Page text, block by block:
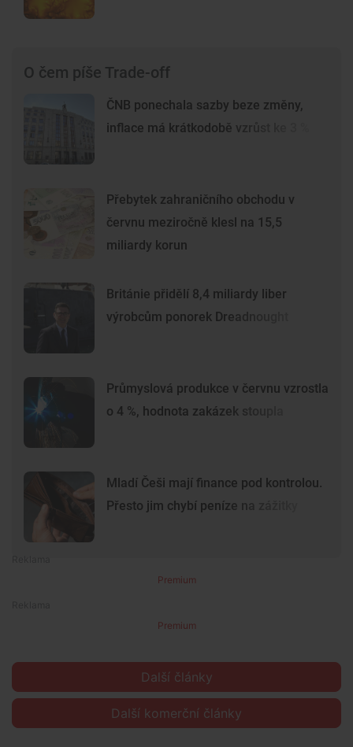
O čem píše Trade-off
ČNB ponechala sazby beze změny,
inflace má krátkodobě vzrůst ke 3 %
Přebytek zahraničního obchodu v
červnu meziročně klesl na 15,5
miliardy korun
Británie přidělí 8,4 miliardy liber
výrobcům ponorek Dreadnought
Průmyslová produkce v červnu vzrostla
o 4 %, hodnota zakázek stoupla
Mladí Češi mají finance pod kontrolou.
Přesto jim chybí peníze na zážitky
Premium
Premium
Další články
Další komerční články